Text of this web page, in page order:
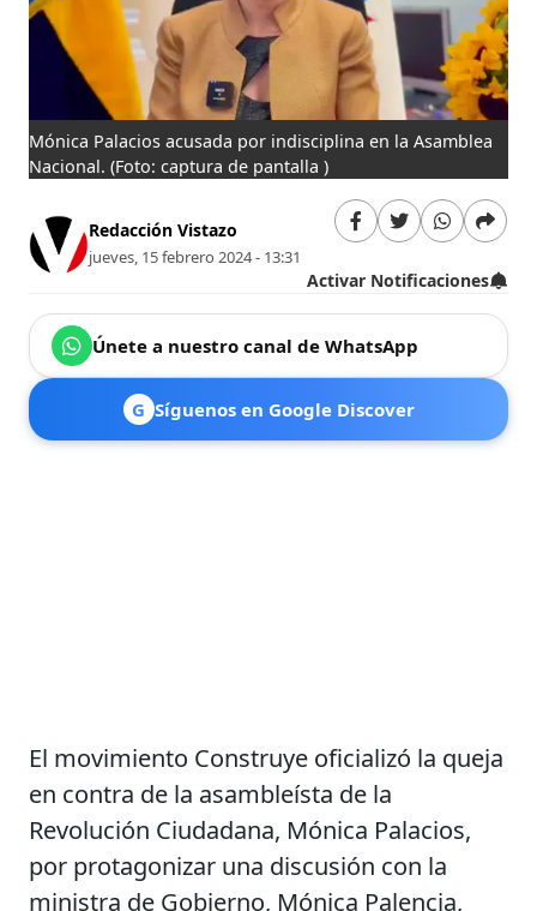
Mónica Palacios acusada por indisciplina en la Asamblea
Nacional.(Foto: captura de pantalla )
Redacción Vistazo
jueves, 15 febrero 2024 - 13:31
Activar Notificaciones
Únete a nuestro canal de WhatsApp
G Síguenos en Google Discover
El movimiento Construye oficializó la queja
en contra de la asambleísta de la
Revolución Ciudadana, Mónica Palacios,
por protagonizar una discusión con la
ministra de Gobierno, Mónica Palencia,